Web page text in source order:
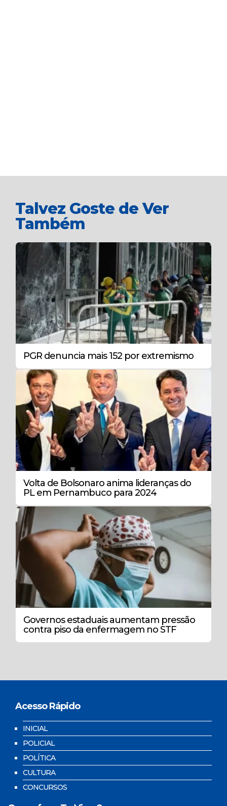
Talvez Goste de Ver
Também
PGR denuncia mais 152 por extremismo
Volta de Bolsonaro anima lideranças do
PL em Pernambuco para 2024
Governos estaduais aumentam pressão
contra piso da enfermagem no STF
Acesso Rápido
INICIAL
POLICIAL
POLÍTICA
CULTURA
CONCURSOS